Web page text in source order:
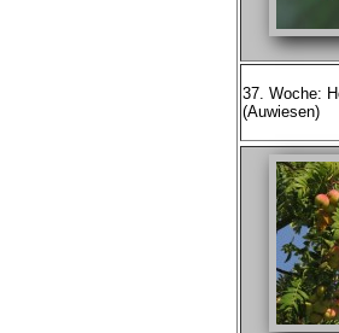
37. Woche:
(Auwiesen)